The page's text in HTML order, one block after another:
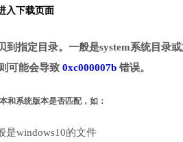
入下载页面
指定目录。一般是system系统目录
可能会导致 0xc000007b 错误。
和系统版本是否匹配，如：
是windows10的文件